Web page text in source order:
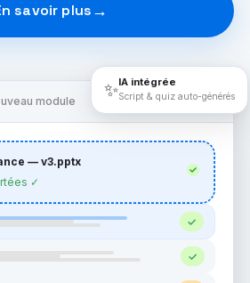
module Brouillon
— v3.pptx
✓
✓
✓
✨IA intégrée
Script & quiz auto-générés
savoir plus